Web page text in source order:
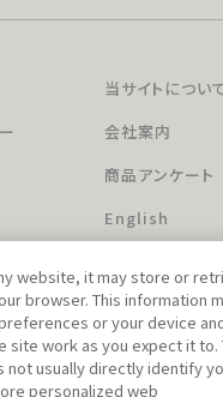
当サイトについ
会社案内
商品アンケート
English
website, it may store or
browser. This information
or your device
site work as you expect it to.
not usually directly identify
personalized web